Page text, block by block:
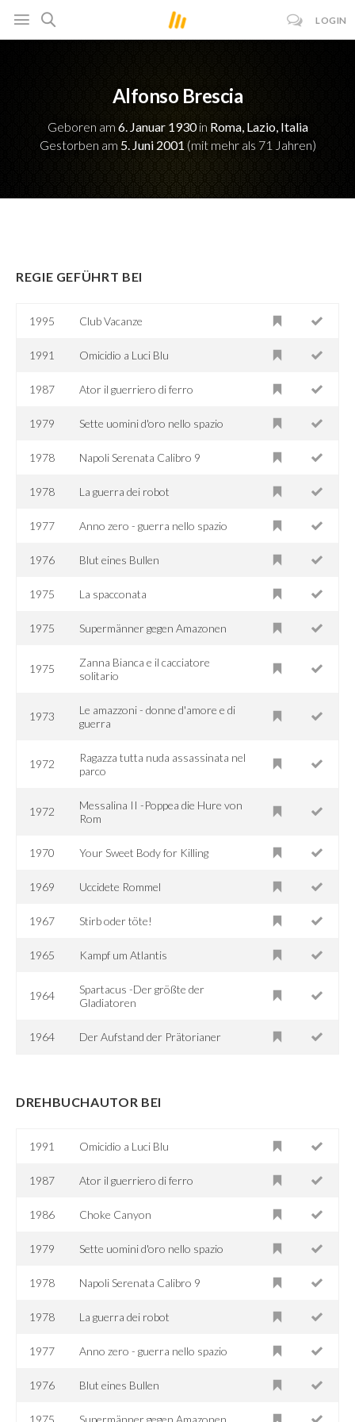
LOGIN
Alfonso Brescia
Geboren am 6. Januar 1930in Roma, Lazio, Italia
Gestorben am 5. Juni 2001 (mit mehr als 71 Jahren)
REGIE GEFÜHRT BEI
1995 Club Vacanze
1991 Omicidio a Luci Blu
1987 Ator il guerriero di ferro
1979 Sette uomini d'oro nello spazio
1978 Napoli Serenata Calibro 9
1978 La guerra dei robot
1977 Anno zero - guerra nello spazio
1976 Blut eines Bullen
1975 La spacconata
1975 Supermänner gegen Amazonen
1975
Zanna Bianca e il cacciatore
solitario
1973
Le amazzoni - donne d'amore e di
guerra
1972
Ragazza tutta nuda assassinata nel
parco
1972
Messalina II -Poppea die Hure von
Rom
1970 Your Sweet Body for Killing
1969 Uccidete Rommel
1967 Stirb oder töte!
1965 Kampf um Atlantis
1964
Spartacus -Der größte der
Gladiatoren
1964 Der Aufstand der Prätorianer
DREHBUCHAUTOR BEI
1991 Omicidio a Luci Blu
1987 Ator il guerriero di ferro
1986 Choke Canyon
1979 Sette uomini d'oro nello spazio
1978 Napoli Serenata Calibro 9
1978 La guerra dei robot
1977 Anno zero - guerra nello spazio
1976 Blut eines Bullen
1975 Supermänner gegen Amazonen